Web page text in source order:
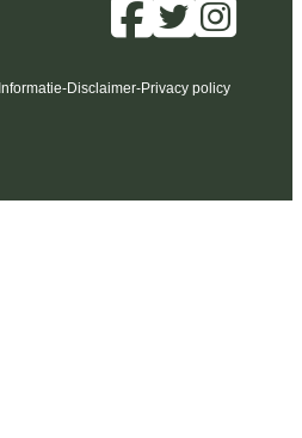
Informatie-Disclaimer-Privacy policy